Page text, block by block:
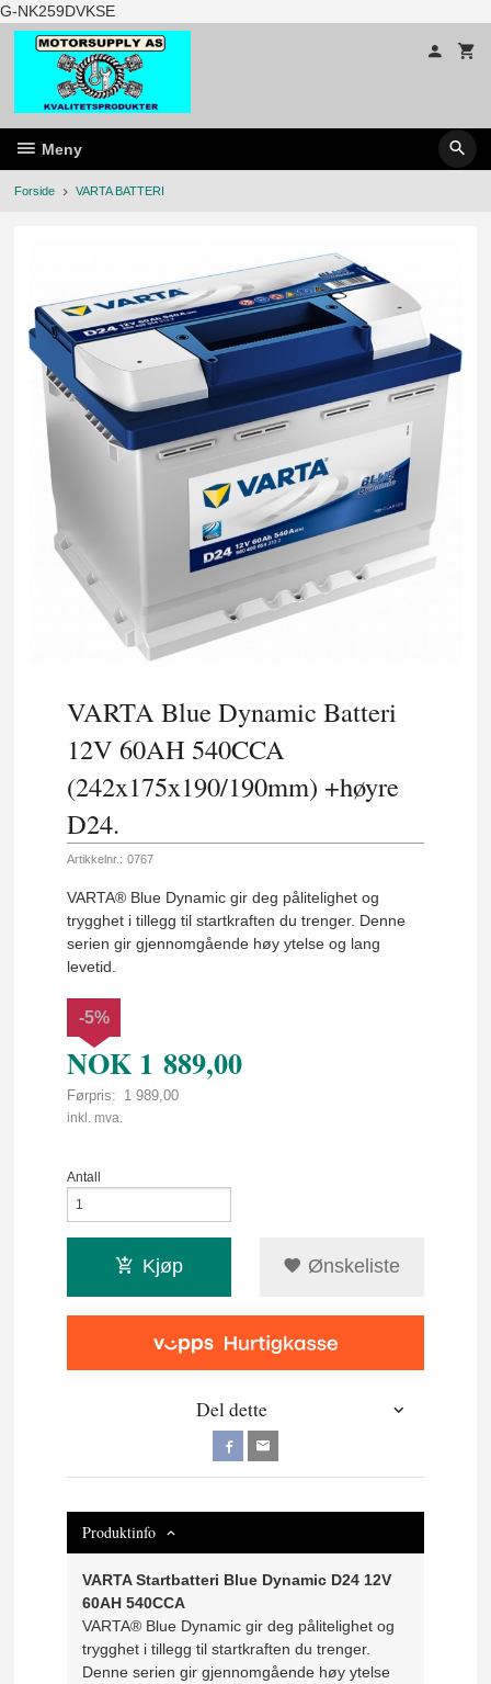
G-NK259DVKSEGå
til
innholdet
Meny
Forside VARTA BATTERI
VARTA Blue Dynamic Batteri
12V 60AH 540CCA
(242x175x190/190mm) +høyre
D24.
Artikkelnr.: 0767
VARTA® Blue Dynamic gir deg pålitelighet og
trygghet i tillegg til startkraften du trenger. Denne
serien gir gjennomgående høy ytelse og lang
levetid.
NOK 1 889,00
Førpris: 1 989,00
Rabatt
-5%
inkl. mva.
Antall
Kjøp Ønskeliste
Del dette
Produktinfo
VARTA Startbatteri Blue Dynamic D24 12V
60AH 540CCA
VARTA® Blue Dynamic gir deg pålitelighet og
trygghet i tillegg til startkraften du trenger.
Denne serien gir gjennomgående høy ytelse